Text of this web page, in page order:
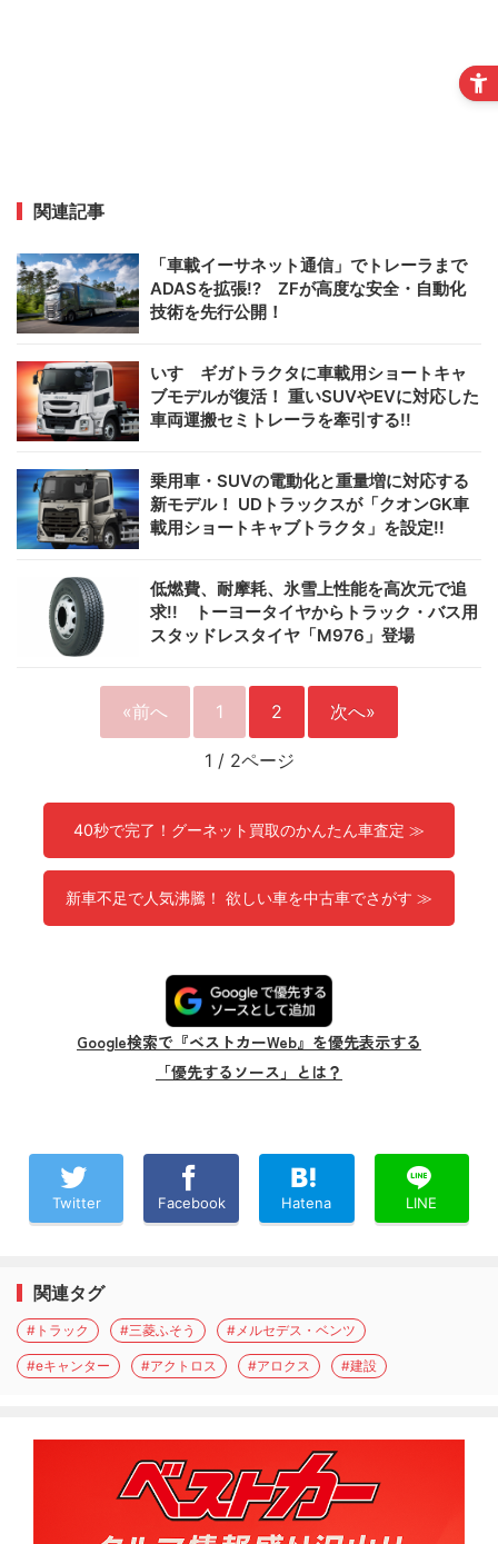
関連記事
「車載イーサネット通信」でトレーラまで
ADASを拡張!? ZFが高度な安全・自動化
技術を先行公開！
いすゞギガトラクタに車載用ショートキャ
ブモデルが復活！ 重いSUVやEVに対応した
車両運搬セミトレーラを牽引する!!
乗用車・SUVの電動化と重量増に対応する
新モデル！ UDトラックスが「クオンGK車
載用ショートキャブトラクタ」を設定!!
低燃費、耐摩耗、氷雪上性能を高次元で追
求!! トーヨータイヤからトラック・バス用
スタッドレスタイヤ「M976」登場
«前へ 1 2 次へ»
1 / 2ページ
40秒で完了！グーネット買取のかんたん車査定 ≫
新車不足で人気沸騰！ 欲しい車を中古車でさがす ≫
Google検索で『ベストカーWeb』を優先表示する
「優先するソース」とは？
Twitter Facebook Hatena LINE
関連タグ
#トラック #三菱ふそう #メルセデス・ベンツ
#eキャンター #アクトロス #アロクス #建設